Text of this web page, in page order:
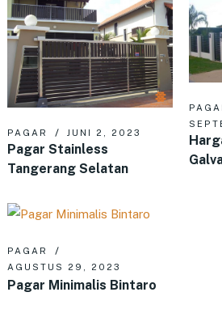
PAGAR JUNI 2, 2023
Pagar Stainless
Tangerang Selatan
PAGAR
AGUSTUS 29, 2023
Pagar Minimalis Bintaro